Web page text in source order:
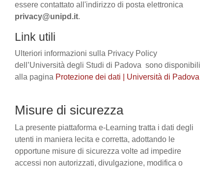
essere contattato all'indirizzo di posta elettronica
privacy@unipd.it.
Link utili
Ulteriori informazioni sulla Privacy Policy
dell’Università degli Studi di Padova sono disponibili
alla pagina Protezione dei dati | Università di Padova
Misure di sicurezza
La presente piattaforma e-Learning tratta i dati degli
utenti in maniera lecita e corretta, adottando le
opportune misure di sicurezza volte ad impedire
accessi non autorizzati, divulgazione, modifica o